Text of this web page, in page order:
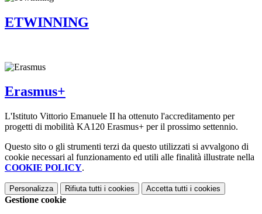
ETWINNING
Erasmus+
L'Istituto Vittorio Emanuele II ha ottenuto l'accreditamento per
progetti di mobilità KA120 Erasmus+ per il prossimo settennio.
Questo sito o gli strumenti terzi da questo utilizzati si avvalgono di
cookie necessari al funzionamento ed utili alle finalità illustrate nella
COOKIE POLICY.
Personalizza Rifiuta tutti i cookies Accetta tutti i cookies
Gestione cookie